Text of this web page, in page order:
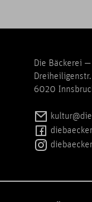
Die Bäckerei
6020